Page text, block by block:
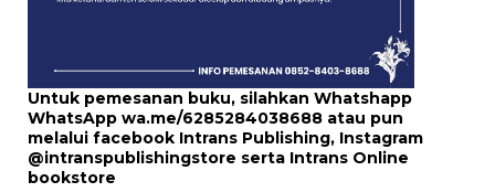
Untuk pemesanan buku, silahkan Whatshapp
WhatsApp wa.me/6285284038688 atau pun
melalui facebook Intrans Publishing, Instagram
@intranspublishingstore serta Intrans Online
bookstore